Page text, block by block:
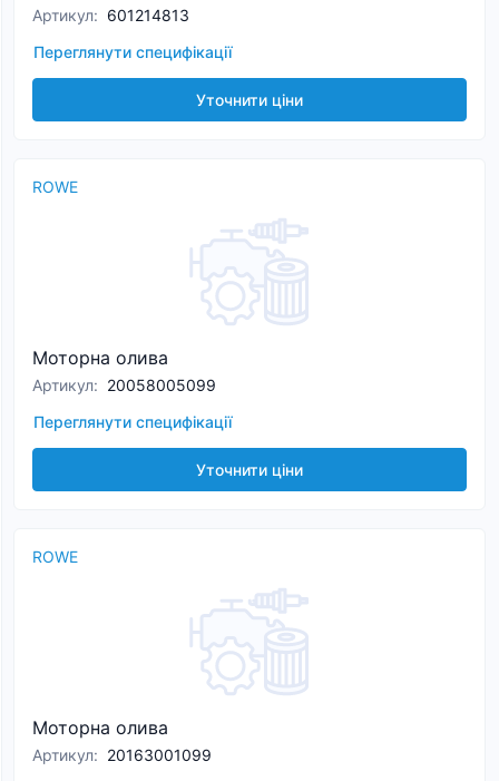
Артикул: 601214813
Переглянути специфікації
Уточнити ціни
ROWE
Моторна олива
Артикул: 20058005099
Переглянути специфікації
Уточнити ціни
ROWE
Моторна олива
Артикул: 20163001099